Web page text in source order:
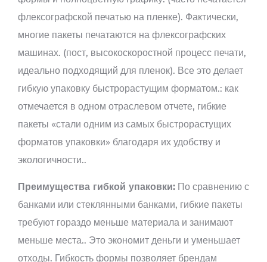
флексографской печатью на пленке). Фактически,
многие пакеты печатаются на флексографских
машинах. (пост, высокоскоростной процесс печати,
идеально подходящий для пленок). Все это делает
гибкую упаковку быстрорастущим форматом.: как
отмечается в одном отраслевом отчете, гибкие
пакеты «стали одним из самых быстрорастущих
форматов упаковки» благодаря их удобству и
экологичности..
Преимущества гибкой упаковки: По сравнению с
банками или стеклянными банками, гибкие пакеты
требуют гораздо меньше материала и занимают
меньше места.. Это экономит деньги и уменьшает
отходы. Гибкость формы позволяет брендам